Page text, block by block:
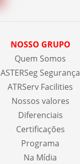
NOSSO GRUPO
Quem Somos
ASTERSeg Segurança
ATRServ Facilities
Nossos valores
Diferenciais
Certificações
Programa
Na Mídia